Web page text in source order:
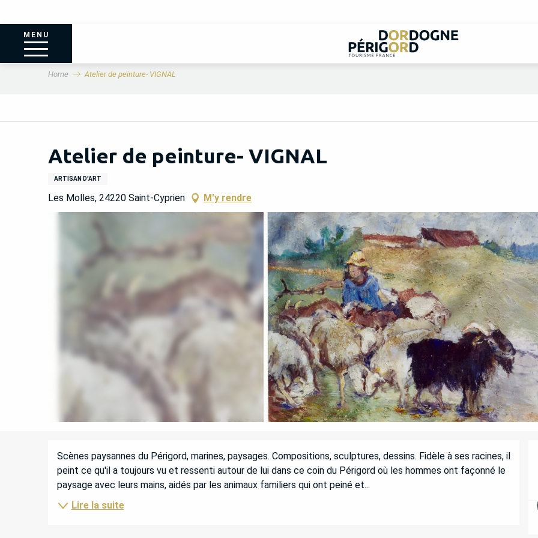
MENU
Home Atelier de peinture- VIGNAL
Atelier de peinture- VIGNAL
ARTISAN D'ART
Les Molles, 24220 Saint-Cyprien M'y rendre
DESCRIPTION
Scènes paysannes du Périgord, marines, paysages. Compositions, sculptures, dessins. Fidèle à ses racines, il
peint ce qu'il a toujours vu et ressenti autour de lui dans ce coin du Périgord où les hommes ont façonné le
paysage avec leurs mains, aidés par les animaux familiers qui ont peiné et...
Lire la suite